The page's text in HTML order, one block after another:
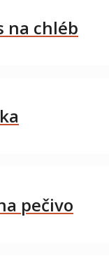
na chléb
pečivo